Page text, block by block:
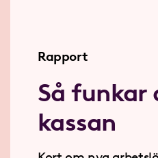
Rapport
Så funkar
kassan